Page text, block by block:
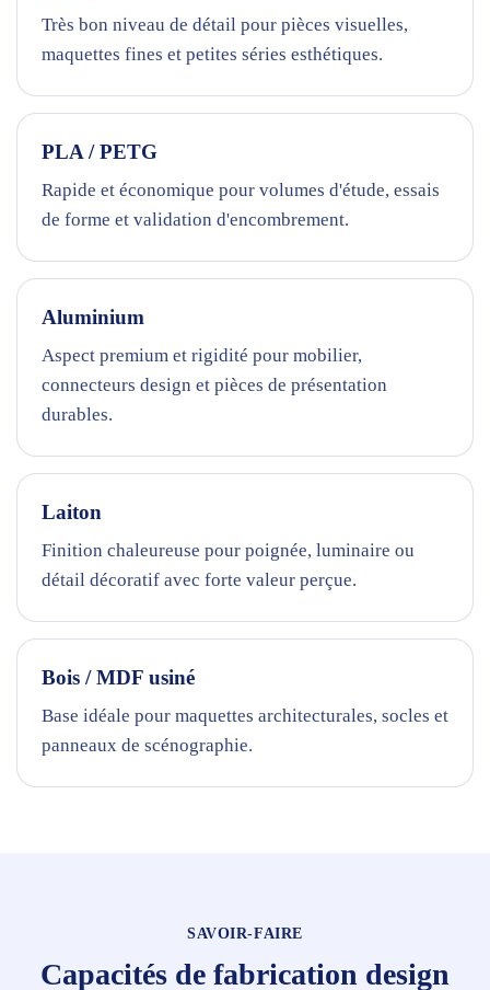
Très bon niveau de détail pour pièces visuelles,
maquettes fines et petites séries esthétiques.
PLA / PETG
Rapide et économique pour volumes d'étude, essais
de forme et validation d'encombrement.
Aluminium
Aspect premium et rigidité pour mobilier,
connecteurs design et pièces de présentation
durables.
Laiton
Finition chaleureuse pour poignée, luminaire ou
détail décoratif avec forte valeur perçue.
Bois / MDF usiné
Base idéale pour maquettes architecturales, socles et
panneaux de scénographie.
SAVOIR-FAIRE
Capacités de fabrication design